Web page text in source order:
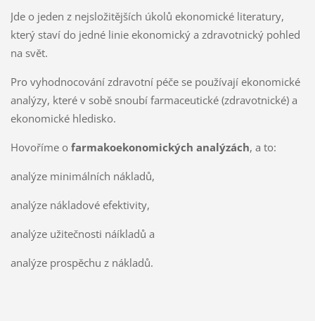
Jde o jeden z nejsložitějších úkolů ekonomické literatury,
který staví do jedné linie ekonomický a zdravotnický pohled
na svět.
Pro vyhodnocování zdravotní péče se používají ekonomické
analýzy, které v sobě snoubí farmaceutické (zdravotnické) a
ekonomické hledisko.
Hovoříme o farmakoekonomických analýzách, a to:
analýze minimálních nákladů,
analýze nákladové efektivity,
analýze užitečnosti náíkladů a
analýze prospěchu z nákladů.